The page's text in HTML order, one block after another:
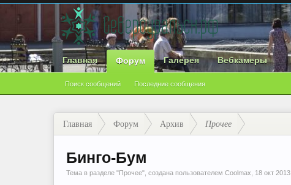
Главная Форум
Поиск сообщений Последние сообщения
Галерея Вебкамеры
Главная Форум Архив Прочее
Бинго-Бум
Тема в разделе "Прочее", создана пользователем Coolmax 18 окт 2013